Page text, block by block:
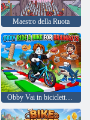
Maestro della Ruota
Obby Vai in bicicletta per Brainrots